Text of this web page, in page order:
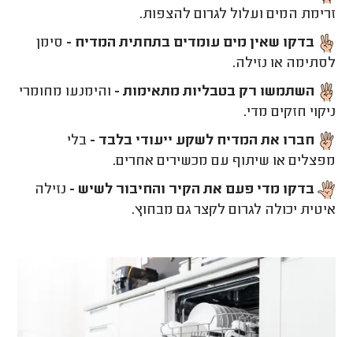
זרימת המים ועלול לגרום להצפות.
בדקו שאין מים עומדים בתחתית המדיח - סימן
לסתימה או נזילה.
השתמשו רק בטבליות מתאימות - והימנעו מחומרי
ניקוי חזקים מדי.
חברו את המדיח לשקע ייעודי בלבד - בלי
מפצלים או שיתוף עם מכשירים אחרים.
בדקו מדי פעם את הקיר והחיבור לשיש - נזילה
איטית יכולה לגרום לקצר גם מבחוץ.